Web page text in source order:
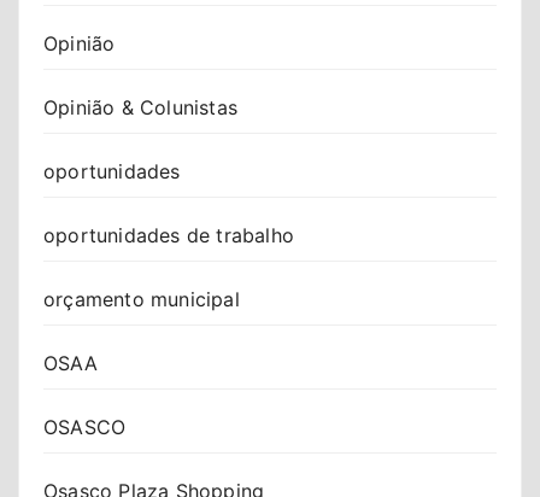
Opinião
Opinião & Colunistas
oportunidades
oportunidades de trabalho
orçamento municipal
OSAA
OSASCO
Osasco Plaza Shopping